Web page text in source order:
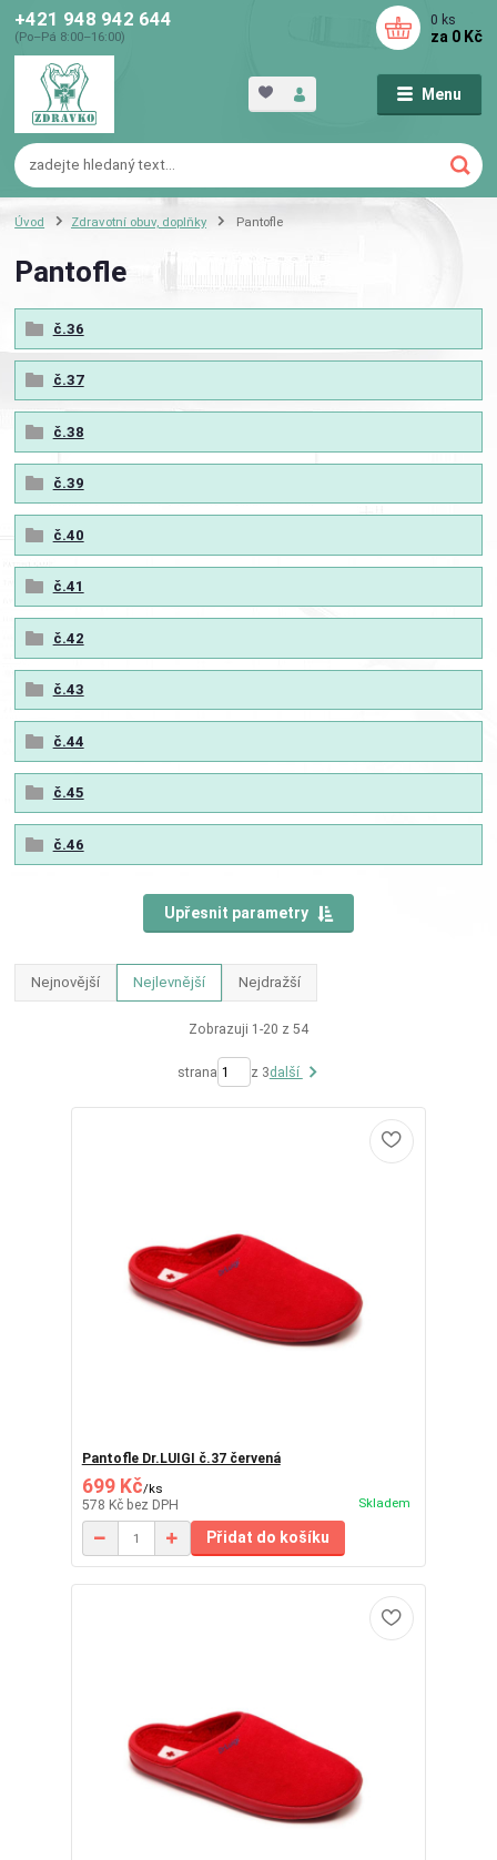
Menu
+421 948 942 644
(Po–Pá 8:00–16:00)
0 ks
za 0 Kč
Úvod Zdravotní obuv, doplňky Pantofle
Pantofle
č.36
č.37
č.38
č.39
č.40
č.41
č.42
č.43
č.44
č.45
č.46
Upřesnit parametry
Nejnovější Nejlevnější Nejdražší
Zobrazuji 1-20 z 54
strana z 3další
Pantofle Dr.LUIGI č.37 červená
699 Kč/ks
578 Kč bez DPH Skladem
Přidat do košíku